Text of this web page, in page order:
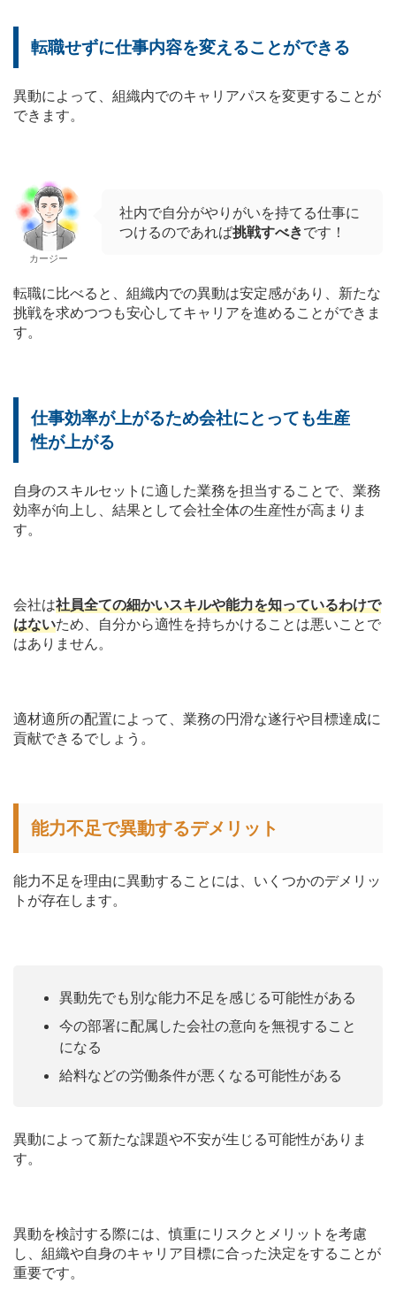
転職せずに仕事内容を変えることができる
異動によって、組織内でのキャリアパスを変更することが
できます。
カージー
社内で自分がやりがいを持てる仕事に
つけるのであれば挑戦すべきです！
転職に比べると、組織内での異動は安定感があり、新たな
挑戦を求めつつも安心してキャリアを進めることができま
す。
仕事効率が上がるため会社にとっても生産
性が上がる
自身のスキルセットに適した業務を担当することで、業務
効率が向上し、結果として会社全体の生産性が高まりま
す。
会社は社員全ての細かいスキルや能力を知っているわけで
はないため、自分から適性を持ちかけることは悪いことで
はありません。
適材適所の配置によって、業務の円滑な遂行や目標達成に
貢献できるでしょう。
能力不足で異動するデメリット
能力不足を理由に異動することには、いくつかのデメリッ
トが存在します。
異動先でも別な能力不足を感じる可能性がある
今の部署に配属した会社の意向を無視すること
になる
給料などの労働条件が悪くなる可能性がある
異動によって新たな課題や不安が生じる可能性がありま
す。
異動を検討する際には、慎重にリスクとメリットを考慮
し、組織や自身のキャリア目標に合った決定をすることが
重要です。